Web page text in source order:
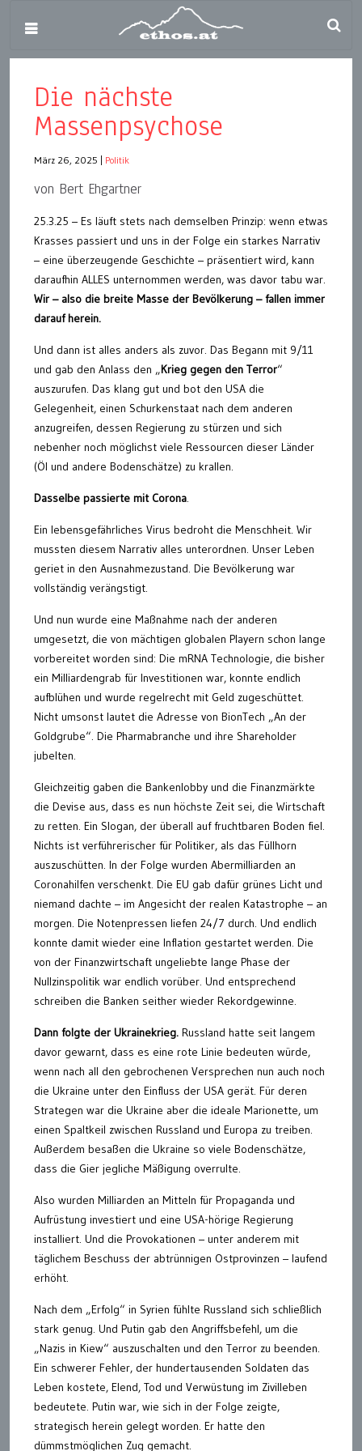
Die nächste
Massenpsychose
März 26, 2025 Politik
von Bert Ehgartner
25.3.25 – Es läuft stets nach demselben Prinzip: wenn etwas
Krasses passiert und uns in der Folge ein starkes Narrativ
– eine überzeugende Geschichte – präsentiert wird, kann
daraufhin ALLES unternommen werden, was davor tabu war.
Wir – also die breite Masse der Bevölkerung – fallen immer
darauf herein.
Und dann ist alles anders als zuvor. Das Begann mit 9/11
und gab den Anlass den „Krieg gegen den Terror“
auszurufen. Das klang gut und bot den USA die
Gelegenheit, einen Schurkenstaat nach dem anderen
anzugreifen, dessen Regierung zu stürzen und sich
nebenher noch möglichst viele Ressourcen dieser Länder
(Öl und andere Bodenschätze) zu krallen.
Dasselbe passierte mit Corona.
Ein lebensgefährliches Virus bedroht die Menschheit. Wir
mussten diesem Narrativ alles unterordnen. Unser Leben
geriet in den Ausnahmezustand. Die Bevölkerung war
vollständig verängstigt.
Und nun wurde eine Maßnahme nach der anderen
umgesetzt, die von mächtigen globalen Playern schon lange
vorbereitet worden sind: Die mRNA Technologie, die bisher
ein Milliardengrab für Investitionen war, konnte endlich
aufblühen und wurde regelrecht mit Geld zugeschüttet.
Nicht umsonst lautet die Adresse von BionTech „An der
Goldgrube“. Die Pharmabranche und ihre Shareholder
jubelten.
Gleichzeitig gaben die Bankenlobby und die Finanzmärkte
die Devise aus, dass es nun höchste Zeit sei, die Wirtschaft
zu retten. Ein Slogan, der überall auf fruchtbaren Boden fiel.
Nichts ist verführerischer für Politiker, als das Füllhorn
auszuschütten. In der Folge wurden Abermilliarden an
Coronahilfen verschenkt. Die EU gab dafür grünes Licht und
niemand dachte – im Angesicht der realen Katastrophe – an
morgen. Die Notenpressen liefen 24/7 durch. Und endlich
konnte damit wieder eine Inflation gestartet werden. Die
von der Finanzwirtschaft ungeliebte lange Phase der
Nullzinspolitik war endlich vorüber. Und entsprechend
schreiben die Banken seither wieder Rekordgewinne.
Dann folgte der Ukrainekrieg. Russland hatte seit langem
davor gewarnt, dass es eine rote Linie bedeuten würde,
wenn nach all den gebrochenen Versprechen nun auch noch
die Ukraine unter den Einfluss der USA gerät. Für deren
Strategen war die Ukraine aber die ideale Marionette, um
einen Spaltkeil zwischen Russland und Europa zu treiben.
Außerdem besaßen die Ukraine so viele Bodenschätze,
dass die Gier jegliche Mäßigung overrulte.
Also wurden Milliarden an Mitteln für Propaganda und
Aufrüstung investiert und eine USA-hörige Regierung
installiert. Und die Provokationen – unter anderem mit
täglichem Beschuss der abtrünnigen Ostprovinzen – laufend
erhöht.
Nach dem „Erfolg“ in Syrien fühlte Russland sich schließlich
stark genug. Und Putin gab den Angriffsbefehl, um die
„Nazis in Kiew“ auszuschalten und den Terror zu beenden.
Ein schwerer Fehler, der hundertausenden Soldaten das
Leben kostete, Elend, Tod und Verwüstung im Zivilleben
bedeutete. Putin war, wie sich in der Folge zeigte,
strategisch herein gelegt worden. Er hatte den
dümmstmöglichen Zug gemacht.